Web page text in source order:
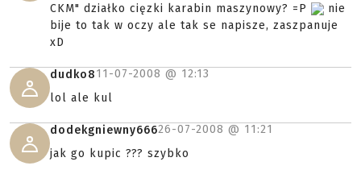
CKM" działko cięzki karabin maszynowy? =P
nie
bije to tak w oczy ale tak se napisze, zaszpanuje
xD
dudko811-07-2008 @ 12:13
lol ale kul
dodekgniewny66626-07-2008 @ 11:21
jak go kupic ??? szybko